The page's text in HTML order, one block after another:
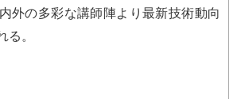
外の多彩な講師陣より最新技術動向
る。